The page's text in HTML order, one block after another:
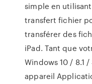
simple en
transfert fichier
transférer des
iPad. Tant que
Windows 10 / 8.1
appareil